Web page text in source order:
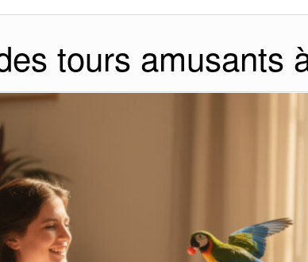
tours amusants